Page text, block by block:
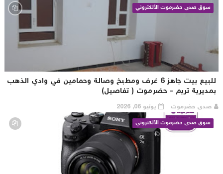
سوق صدى حضرموت الألكتروني
للبيع بيت جاهز 6 غرف ومطبخ وصالة وحمامين في وادي الذهب
تريم - حضرموت ( تفاصيل)
صدى حضرموت
يونيو 06, 2026
سوق صدى حضرموت الألكتروني